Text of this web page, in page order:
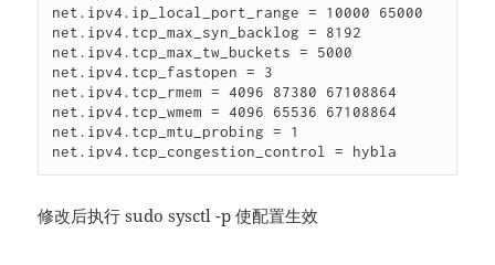
net.ipv4.ip_local_port_range = 10000 65000
net.ipv4.tcp_max_syn_backlog = 8192
net.ipv4.tcp_max_tw_buckets = 5000
net.ipv4.tcp_fastopen = 3
net.ipv4.tcp_rmem = 4096 87380 67108864
net.ipv4.tcp_wmem = 4096 65536 67108864
net.ipv4.tcp_mtu_probing = 1
net.ipv4.tcp_congestion_control = hybla
修改后执行 sudo sysctl -p 使配置生效